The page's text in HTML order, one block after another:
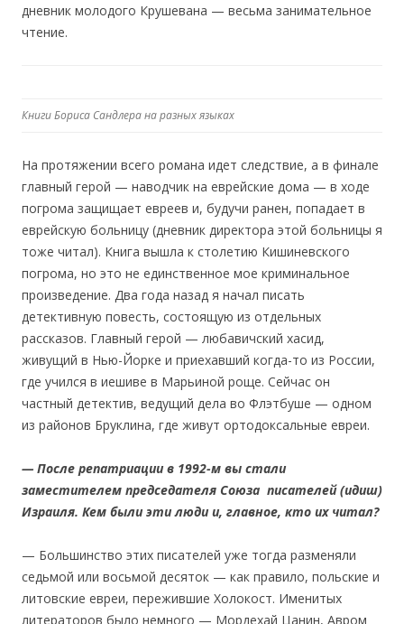
дневник молодого Крушевана — весьма занимательное
чтение.
Книги Бориса Сандлера на разных языках
На протяжении всего романа идет следствие, а в финале
главный герой — наводчик на еврейские дома — в ходе
погрома защищает евреев и, будучи ранен, попадает в
еврейскую больницу (дневник директора этой больницы я
тоже читал). Книга вышла к столетию Кишиневского
погрома, но это не единственное мое криминальное
произведение. Два года назад я начал писать
детективную повесть, состоящую из отдельных
рассказов. Главный герой — любавичский хасид,
живущий в Нью-Йорке и приехавший когда-то из России,
где учился в иешиве в Марьиной роще. Сейчас он
частный детектив, ведущий дела во Флэтбуше — одном
из районов Бруклина, где живут ортодоксальные евреи.
— После репатриации в 1992-м вы стали
заместителем председателя Союза писателей (идиш)
Израиля. Кем были эти люди и, главное, кто их читал?
— Большинство этих писателей уже тогда разменяли
седьмой или восьмой десяток — как правило, польские и
литовские евреи, пережившие Холокост. Именитых
литераторов было немного — Мордехай Цанин, Авром